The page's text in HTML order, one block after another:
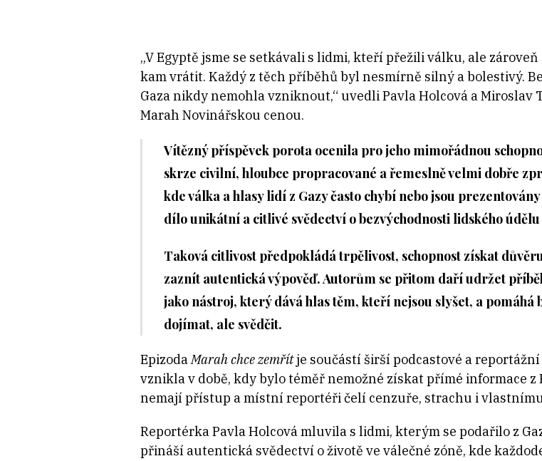
„V Egyptě jsme se setkávali s lidmi, kteří přežili válku, ale
kam vrátit. Každý z těch příběhů byl nesmírně silný a bolestivý.
Gaza nikdy nemohla vzniknout,“ uvedli Pavla Holcová a Miroslav
Marah Novinářskou cenou.
Vítězný příspěvek porota ocenila pro jeho mimořádnou
skrze civilní, hloubce propracované a řemeslně velmi dobře
kde válka a hlasy lidí z Gazy často chybí nebo jsou
dílo unikátní a citlivé svědectví o bezvýchodnosti lidského
Taková citlivost předpokládá trpělivost, schopnost získat
zaznít autentická výpověď. Autorům se přitom daří udržet
jako nástroj, který dává hlas těm, kteří nejsou slyšet, a
dojímat, ale svědčit.
EpizodaMarah chce zemřítje součástí širší podcastové a reportážní
vznikla v době, kdy bylo téměř nemožné získat přímé informace
nemají přístup a místní reportéři čelí cenzuře, strachu i
Reportérka Pavla Holcová mluvila s lidmi, kterým se podařilo z
přináší autentická svědectví o životě ve válečné zóně, kde